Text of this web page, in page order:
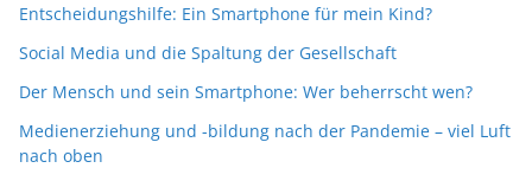
Entscheidungshilfe: Ein Smartphone für mein Kind?
Social Media und die Spaltung der Gesellschaft
Der Mensch und sein Smartphone: Wer beherrscht wen?
Medienerziehung und -bildung nach der Pandemie – viel Luft
nach oben